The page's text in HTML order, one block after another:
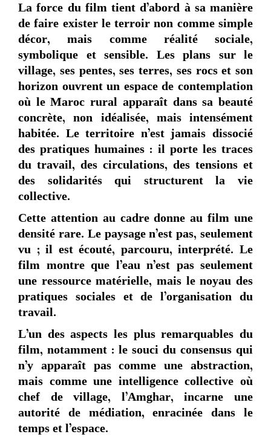
La force du film tient d’abord à sa manière
de faire exister le terroir non comme simple
décor, mais comme réalité sociale,
symbolique et sensible. Les plans sur le
village, ses pentes, ses terres, ses rocs et son
horizon ouvrent un espace de contemplation
où le Maroc rural apparaît dans sa beauté
concrète, non idéalisée, mais intensément
habitée. Le territoire n’est jamais dissocié
des pratiques humaines : il porte les traces
du travail, des circulations, des tensions et
des solidarités qui structurent la vie
collective.
Cette attention au cadre donne au film une
densité rare. Le paysage n’est pas, seulement
vu ; il est écouté, parcouru, interprété. Le
film montre que l’eau n’est pas seulement
une ressource matérielle, mais le noyau des
pratiques sociales et de l’organisation du
travail.
L’un des aspects les plus remarquables du
film, notamment : le souci du consensus qui
n’y apparaît pas comme une abstraction,
mais comme une intelligence collective où
chef de village, l’Amghar, incarne une
autorité de médiation, enracinée dans le
temps et l’espace.